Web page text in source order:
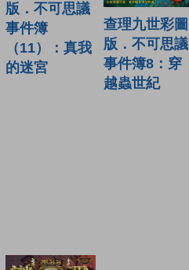
版．不可思議
事件簿
（11）：真我
的迷宮
查理九世彩圖
版．不可思議
事件簿8：穿
越蟲世紀